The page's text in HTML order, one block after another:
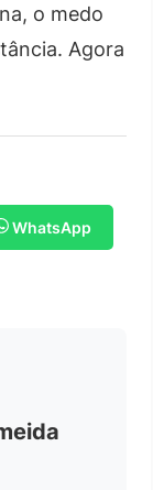
o medo
Agora
WhatsApp